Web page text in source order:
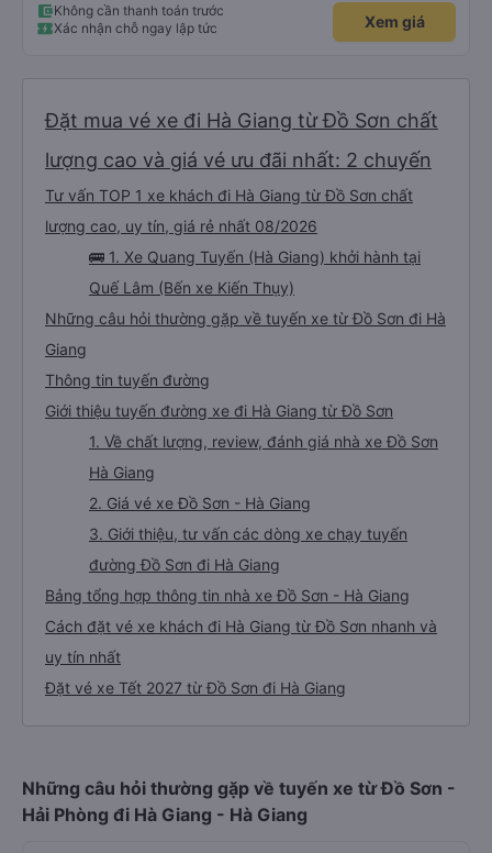
Không cần thanh toán trước
Xác nhận chỗ ngay lập tức
Xem giá
Đặt mua vé xe đi Hà Giang từ Đồ Sơn chất
lượng cao và giá vé ưu đãi nhất: 2 chuyến
Tư vấn TOP 1 xe khách đi Hà Giang từ Đồ Sơn chất
lượng cao, uy tín, giá rẻ nhất 08/2026
🚌 1. Xe Quang Tuyến (Hà Giang) khởi hành tại
Quế Lâm (Bến xe Kiến Thụy)
Những câu hỏi thường gặp về tuyến xe từ Đồ Sơn đi Hà
Giang
Thông tin tuyến đường
Giới thiệu tuyến đường xe đi Hà Giang từ Đồ Sơn
1. Về chất lượng, review, đánh giá nhà xe Đồ Sơn
Hà Giang
2. Giá vé xe Đồ Sơn - Hà Giang
3. Giới thiệu, tư vấn các dòng xe chạy tuyến
đường Đồ Sơn đi Hà Giang
Bảng tổng hợp thông tin nhà xe Đồ Sơn - Hà Giang
Cách đặt vé xe khách đi Hà Giang từ Đồ Sơn nhanh và
uy tín nhất
Đặt vé xe Tết 2027 từ Đồ Sơn đi Hà Giang
Những câu hỏi thường gặp về tuyến xe từ Đồ Sơn -
Hải Phòng đi Hà Giang - Hà Giang